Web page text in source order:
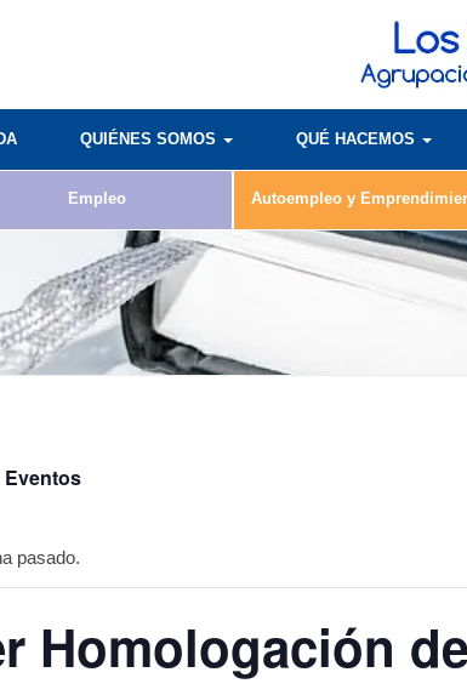
QUIÉNES SOMOS QUÉ HACEMOS
Empleo Autoempleo y
Eventos
pasado.
Homologación